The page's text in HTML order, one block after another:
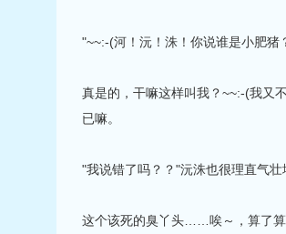
"~~:-(河！沅！洙！你说谁是小肥猪
真是的，干嘛这样叫我？~~:-(我又
已嘛。
"我说错了吗？？"沅洙也很理直气
这个该死的臭丫头……唉～，算了算